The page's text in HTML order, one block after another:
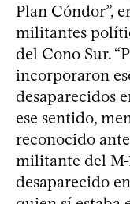
Plan Cóndor”,
militantes
del Cono Sur.
incorporaron
desaparecidos
ese sentido,
reconocido
militante del
desaparecido